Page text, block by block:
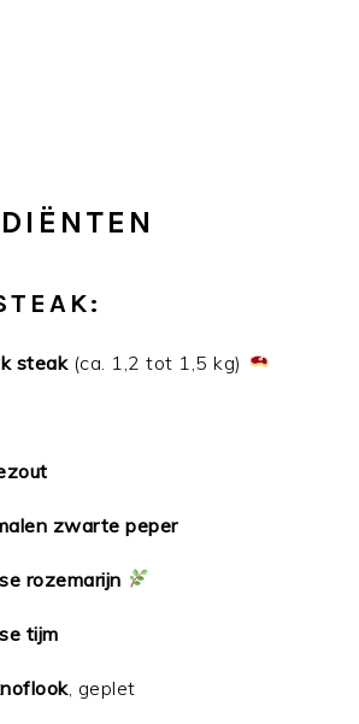
steak(ca. 1,2 tot 1,5 kg)
zwarte peper
rozemarijn
tijm
, geplet